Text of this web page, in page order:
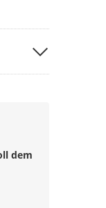
dem